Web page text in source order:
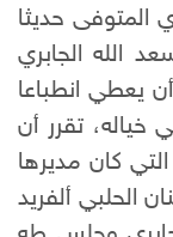
المتوفى حديثا
الله الجابري
يعطي انطباعا
تقرر أن
كان مديرها
الحلبي ألفريد